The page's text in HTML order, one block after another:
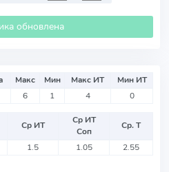
обновлена
Макс Мин Макс ИТ
Мин ИТ
6 1 4 0
Ср ИТ
Ср ИТ
Соп
Ср. Т
1.5 1.05 2.55